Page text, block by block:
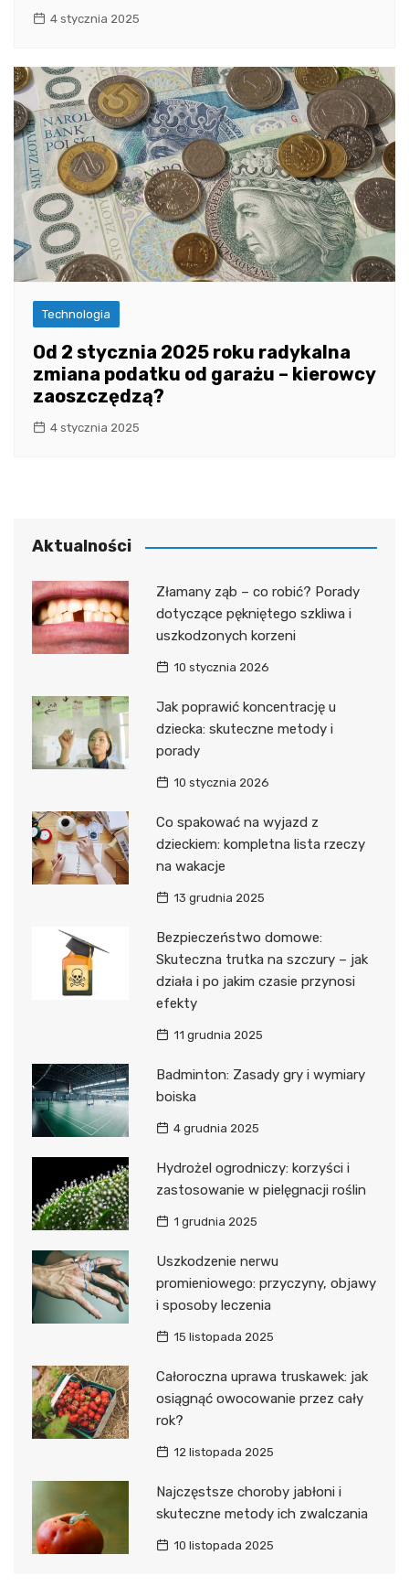
4 stycznia 2025
Technologia
Od 2 stycznia 2025 roku radykalna
zmiana podatku od garażu – kierowcy
zaoszczędzą?
4 stycznia 2025
Aktualności
Złamany ząb – co robić? Porady
dotyczące pękniętego szkliwa i
uszkodzonych korzeni
10 stycznia 2026
Jak poprawić koncentrację u
dziecka: skuteczne metody i
porady
10 stycznia 2026
Co spakować na wyjazd z
dzieckiem: kompletna lista rzeczy
na wakacje
13 grudnia 2025
Bezpieczeństwo domowe:
Skuteczna trutka na szczury – jak
działa i po jakim czasie przynosi
efekty
11 grudnia 2025
Badminton: Zasady gry i wymiary
boiska
4 grudnia 2025
Hydrożel ogrodniczy: korzyści i
zastosowanie w pielęgnacji roślin
1 grudnia 2025
Uszkodzenie nerwu
promieniowego: przyczyny, objawy
i sposoby leczenia
15 listopada 2025
Całoroczna uprawa truskawek: jak
osiągnąć owocowanie przez cały
rok?
12 listopada 2025
Najczęstsze choroby jabłoni i
skuteczne metody ich zwalczania
10 listopada 2025